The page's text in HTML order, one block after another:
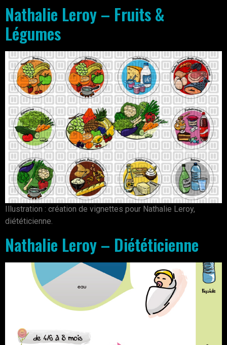
Nathalie Leroy – Fruits &
Légumes
Illustration : création de vignettes pour Nathalie Leroy,
diététicienne.
Nathalie Leroy – Diététicienne